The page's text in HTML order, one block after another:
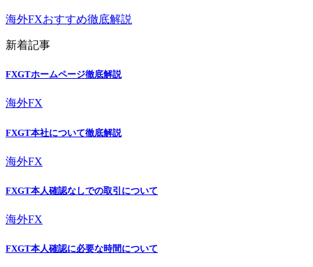
海外FXおすすめ徹底解説
新着記事
FXGTホームページ徹底解説
海外FX
FXGT本社について徹底解説
海外FX
FXGT本人確認なしでの取引について
海外FX
FXGT本人確認に必要な時間について